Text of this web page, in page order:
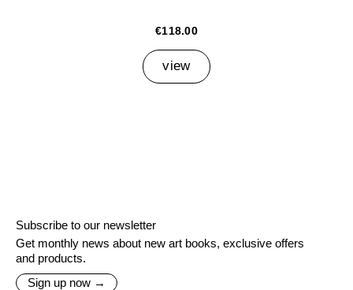
€118.00
view
Subscribe to our newsletter
Get monthly news about new art books, exclusive offers
and products.
Sign up now →